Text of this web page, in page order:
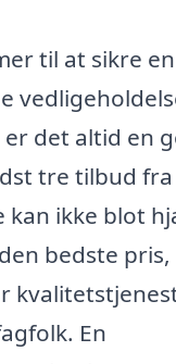
til at sikre en
det altid en
tre tilbud
kan ikke blot
bedste pris,
En